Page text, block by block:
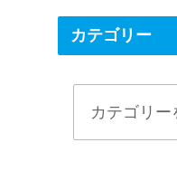
カテゴリー